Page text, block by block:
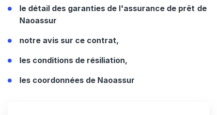
le détail des garanties de l'assurance de prêt de
Naoassur
notre avis sur ce contrat,
les conditions de résiliation,
les coordonnées de Naoassur